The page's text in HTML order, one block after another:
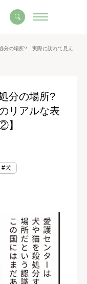
分の場所? 実際に訪れて見え
処分の場所?
リアルな表
】
#犬